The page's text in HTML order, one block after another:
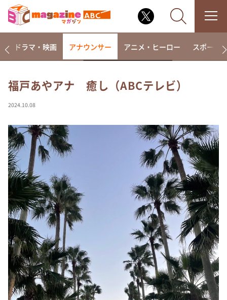
これ余談なんですけど・・・
～人生密着トークバラエティ！～ やすとものいたっ
て真剣です
探偵！ナイトスクープ
news おかえり
河合＆A.B.C-Z塚田×福井アナ「なんでやねん！？」
（news おかえり）
DAIGOも台所 ～きょうの献立 何にする？～
本日はダイアンなり！シーズン２
朝だ！生です旅サラダ
教えて！ニュースライブ 正義のミカタ
ドラマ・映画 アナウンサー アニメ・ヒーロー スポーツ
福戸あやアナ 癒し（ABCテレビ）
2024.10.08